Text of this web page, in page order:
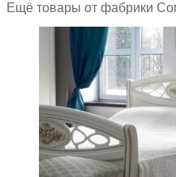
Ещё товары от фабрики